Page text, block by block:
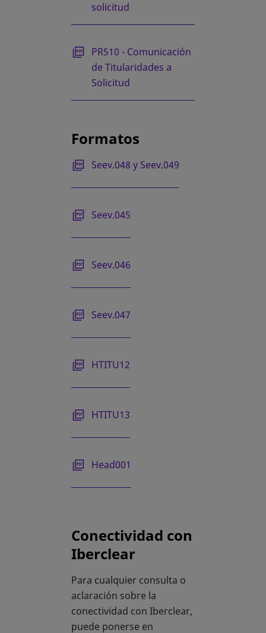
solicitud
PR510 - Comunicación
de Titularidades a
Solicitud
se abre en una pestaña nueva
Formatos
Seev.048 y Seev.049
se abre en una pestaña nueva
Seev.045
se abre en una pestaña nueva
Seev.046
se abre en una pestaña nueva
Seev.047
se abre en una pestaña nueva
HTITU12
se abre en una pestaña nueva
HTITU13
se abre en una pestaña nueva
Head001
se abre en una pestaña nueva
Conectividad con
Iberclear
Para cualquier consulta o
aclaración sobre la
conectividad con Iberclear,
puede ponerse en